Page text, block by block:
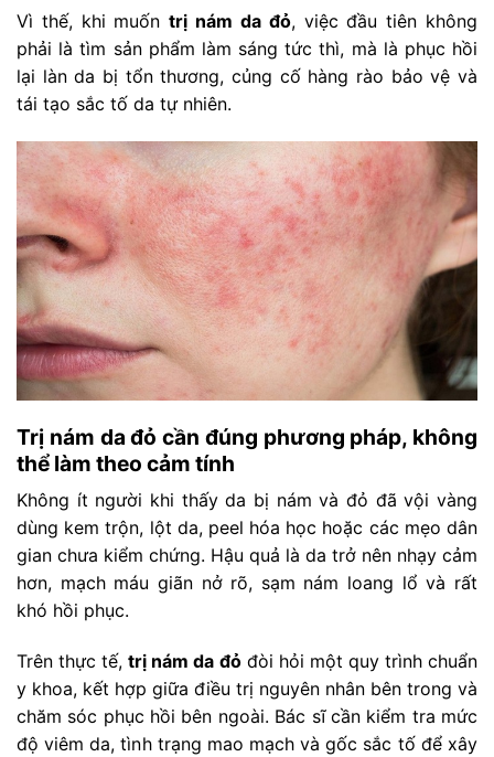
Vì thế, khi muốntrị nám da đỏ, việc đầu tiên không
phải là tìm sản phẩm làm sáng tức thì, mà là phục hồi
lại làn da bị tổn thương, củng cố hàng rào bảo vệ và
tái tạo sắc tố da tự nhiên.
Trị nám da đỏ cần đúng phương pháp, không
thể làm theo cảm tính
Không ít người khi thấy da bị nám và đỏ đã vội vàng
dùng kem trộn, lột da, peel hóa học hoặc các mẹo dân
gian chưa kiểm chứng. Hậu quả là da trở nên nhạy cảm
hơn, mạch máu giãn nở rõ, sạm nám loang lổ và rất
khó hồi phục.
Trên thực tế,trị nám da đỏđòi hỏi một quy trình chuẩn
y khoa, kết hợp giữa điều trị nguyên nhân bên trong và
chăm sóc phục hồi bên ngoài. Bác sĩ cần kiểm tra mức
độ viêm da, tình trạng mao mạch và gốc sắc tố để xây